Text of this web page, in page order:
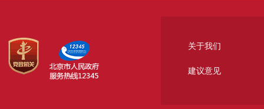
关于我们
建议意见